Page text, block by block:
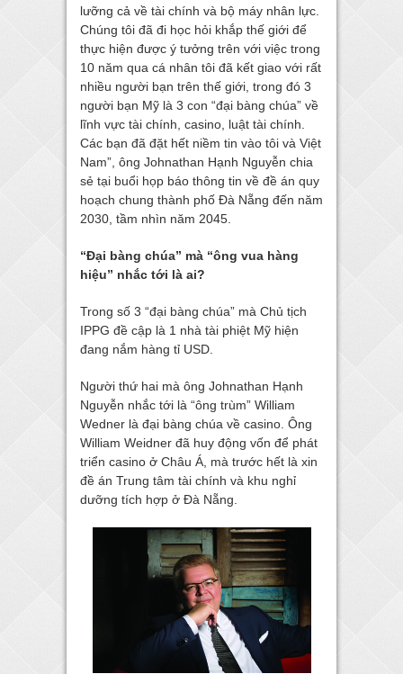
lưỡng cả về tài chính và bộ máy nhân lực.
Chúng tôi đã đi học hỏi khắp thế giới để
thực hiện được ý tưởng trên với việc trong
10 năm qua cá nhân tôi đã kết giao với rất
nhiều người bạn trên thế giới, trong đó 3
người bạn Mỹ là 3 con “đại bàng chúa” về
lĩnh vực tài chính, casino, luật tài chính.
Các bạn đã đặt hết niềm tin vào tôi và Việt
Nam”, ông Johnathan Hạnh Nguyễn chia
sẻ tại buổi họp báo thông tin về đề án quy
hoạch chung thành phố Đà Nẵng đến năm
2030, tầm nhìn năm 2045.
“Đại bàng chúa” mà “ông vua hàng
hiệu” nhắc tới là ai?
Trong số 3 “đại bàng chúa” mà Chủ tịch
IPPG đề cập là 1 nhà tài phiệt Mỹ hiện
đang nắm hàng tỉ USD.
Người thứ hai mà ông Johnathan Hạnh
Nguyễn nhắc tới là “ông trùm” William
Wedner là đại bàng chúa về casino. Ông
William Weidner đã huy động vốn để phát
triển casino ở Châu Á, mà trước hết là xin
đề án Trung tâm tài chính và khu nghỉ
dưỡng tích hợp ở Đà Nẵng.